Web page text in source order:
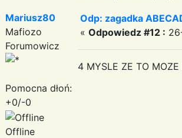
Mariusz80
Mafiozo
Forumowicz
Pomocna dłoń:
+0/-0
Offline
Odp: zagadka
« Odpowiedz #12 :
4 MYSLE ZE TO